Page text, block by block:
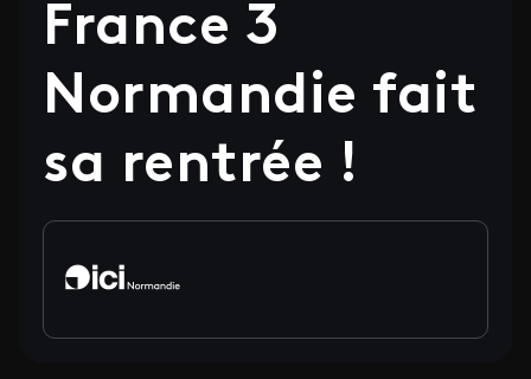
France 3
Normandie fait
sa rentrée !